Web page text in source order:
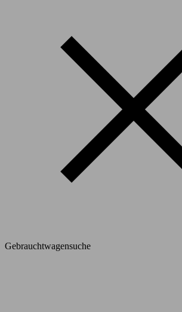
Gebrauchtwagensuche